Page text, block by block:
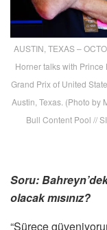
AUSTIN, TEXAS –
Horner talks with Prince
Grand Prix of United
Austin, Texas. (Photo by
Bull Content Pool //
Soru:
olacak mısınız?
“Sürece